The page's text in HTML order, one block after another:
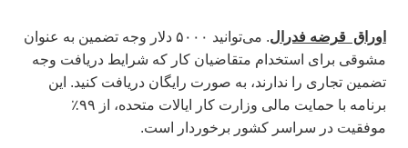
اوراق قرضه فدرال. می‌توانید ۵۰۰۰
دلار وجه تضمین به عنوان
مشوقی برای استخدام متقاضیان کار که شرایط دریافت وجه
تضمین تجاری را ندارند، به صورت رایگان دریافت کنید. این
برنامه با حمایت مالی وزارت کار ایالات متحده، از ۹۹٪
موفقیت در سراسر کشور برخوردار است.